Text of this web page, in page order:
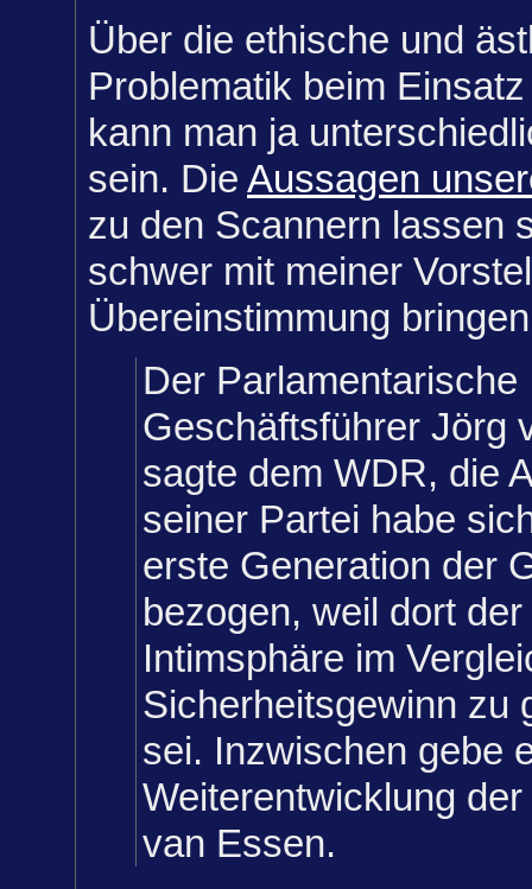
Über die ethische und
Problematik beim
kann man ja
sein. Die Aussagen
zu den Scannern lassen
schwer mit meiner
Übereinstimmung
Der Parlamentarische
Geschäftsführer Jörg
sagte dem WDR, die
seiner Partei habe
erste Generation der
bezogen, weil dort
Intimsphäre im
Sicherheitsgewinn zu
sei. Inzwischen gebe
Weiterentwicklung
van Essen.